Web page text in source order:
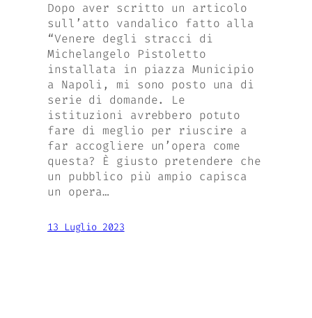
Dopo aver scritto un articolo
sull’atto vandalico fatto alla
“Venere degli stracci di
Michelangelo Pistoletto
installata in piazza Municipio
a Napoli, mi sono posto una di
serie di domande. Le
istituzioni avrebbero potuto
fare di meglio per riuscire a
far accogliere un’opera come
questa? È giusto pretendere che
un pubblico più ampio capisca
un opera…
13 Luglio 2023